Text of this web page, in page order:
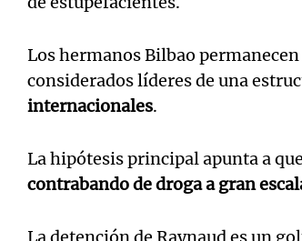
Los hermanos Bilbao permanecen
considerados líderes de una
internacionales.
La hipótesis principal apunta a
contrabando de droga a gran